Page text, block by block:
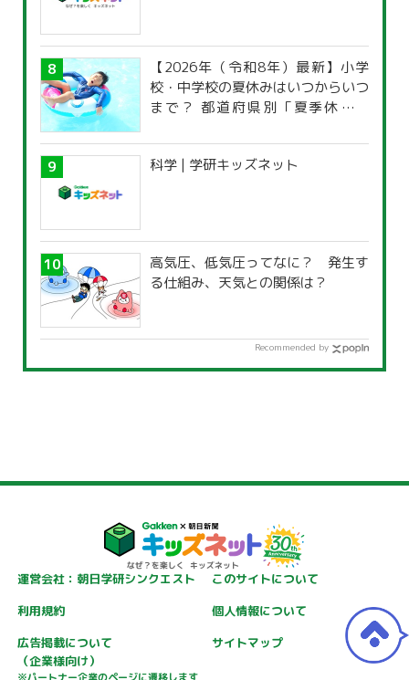
【2026年（令和8年）最新】小学
校・中学校の夏休みはいつからいつ
まで？ 都道府県別「夏季休暇一
科学 | 学研キッズネット
高気圧、低気圧ってなに？ 発生す
る仕組み、天気との関係は？
Recommended by
運営会社：朝日学研シンクエスト
このサイトについて
利用規約
個人情報について
広告掲載について
（企業様向け）
サイトマップ